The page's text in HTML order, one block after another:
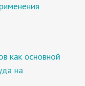
как основной
на